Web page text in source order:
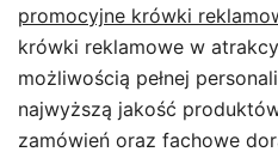
promocyjne krówki
krówki reklamowe w
możliwością pełnej
najwyższą jakość
zamówień oraz fachowe